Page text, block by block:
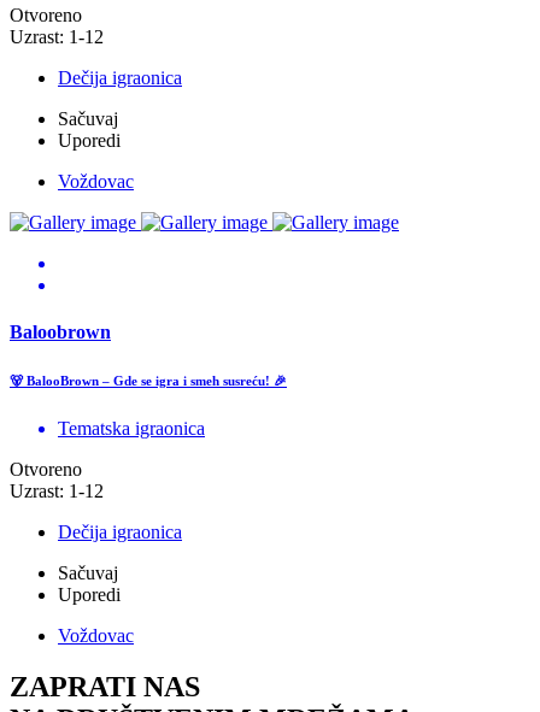
Otvoreno
Uzrast: 1-12
Dečija igraonica
Sačuvaj
Uporedi
Voždovac
Baloobrown
🐻 BalooBrown – Gde se igra i smeh susreću! 🎉
Tematska igraonica
Otvoreno
Uzrast: 1-12
Dečija igraonica
Sačuvaj
Uporedi
Voždovac
ZAPRATI NAS